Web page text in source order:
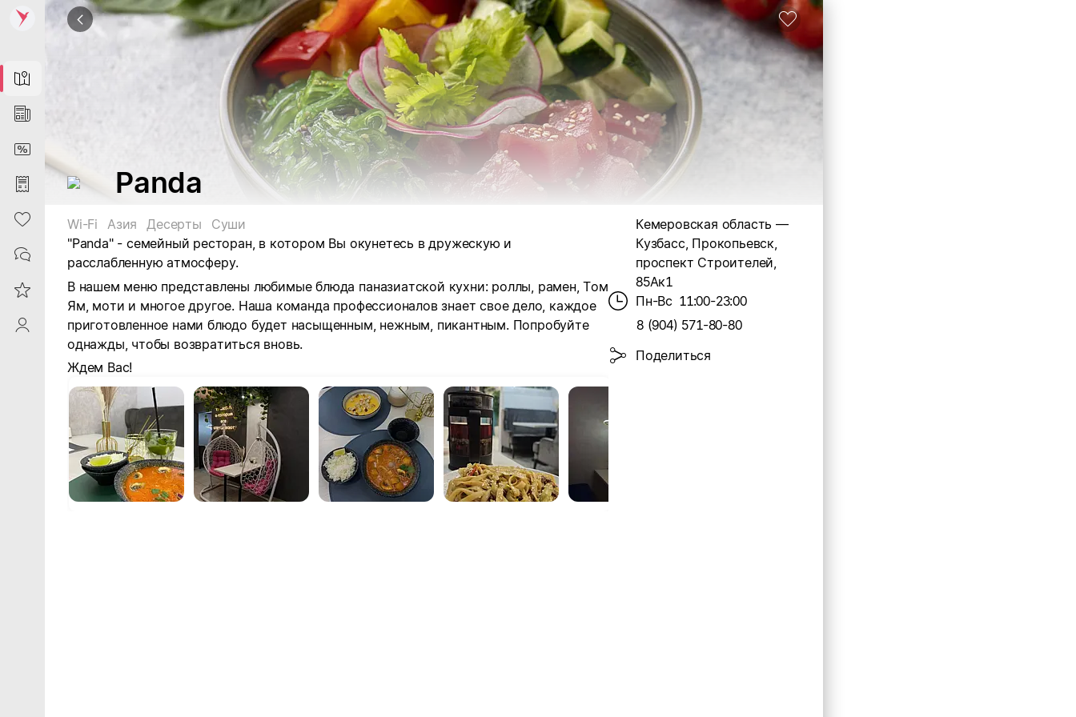
Map
News
DiscountCard
Purchases
Heart
Contacts
Reviews
ProfileSaby
Panda
Wi-Fi Азия Десерты
Суши
"Panda" - семейный ресторан, в котором Вы окунетесь в дружескую и
расслабленную атмосферу.
В нашем меню представлены любимые блюда паназиатской кухни: роллы, рамен, Том
Ям, моти и многое другое. Наша команда профессионалов знает свое дело, каждое
приготовленное нами блюдо будет насыщенным, нежным, пикантным. Попробуйте
однажды, чтобы возвратиться вновь.
Ждем Вас!
Кемеровская область —
Кузбасс, Прокопьевск,
проспект Строителей,
85Ак1
Пн-Вс 11:00-23:00
8 (904) 571-80-80
Поделиться